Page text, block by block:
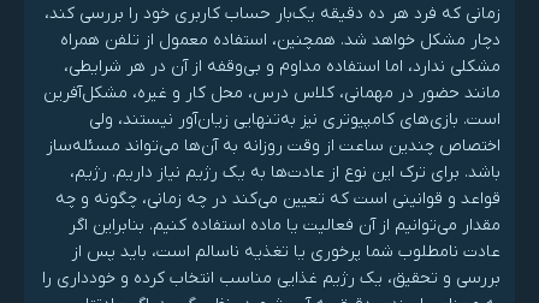
زمانی که فرد هر ده دقیقه یک‌بار حساب کاربری خود را بررسی کند،
دچار مشکل خواهد شد. همچنین، استفاده معمول از تلفن همراه
مشکلی ندارد، اما استفاده مداوم و بی‌وقفه از آن در هر شرایطی،
مانند حضور در مهمانی، کلاس درس، محل کار و غیره، مشکل‌آفرین
است. بازی‌های کامپیوتری نیز به‌تنهایی زیان‌آور نیستند، ولی
اختصاص چندین ساعت از وقت روزانه به آن‌ها می‌تواند مسئله‌ساز
باشد. برای ترک این نوع از عادت‌ها به یک رژیم نیاز داریم. رژیم،
قواعد و قوانینی است که تعیین می‌کند در چه زمانی، چگونه و چه
مقدار می‌توانیم از آن فعالیت یا ماده استفاده کنیم. بنابراین اگر
عادت نامطلوب شما پرخوری یا تغذیه ناسالم است، باید پس از
بررسی و تحقیق، یک رژیم غذایی مناسب انتخاب کرده و خودداری را